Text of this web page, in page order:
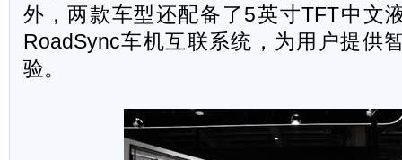
外，两款车型还配备了5英寸TFT中文
RoadSync车机互联系统，为用户提供
验。